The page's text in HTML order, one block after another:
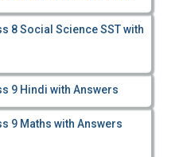
8 Social Science SST with
9 Hindi with Answers
9 Maths with Answers